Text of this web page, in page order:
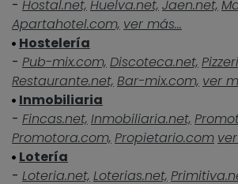
- Hostal.net, Huelva.net, Jaen.net,
Apartahotel.com, ver más...
Hostelería
- Pub-mix.com, Discoteca.net,
Restaurante.net, Bar-mix.com, ver
Inmobiliaria
- Fincas.net, Inmobiliaria.net,
Promotora.com, Propietario.com
Lotería
- Loteria.net, Loterias.net,